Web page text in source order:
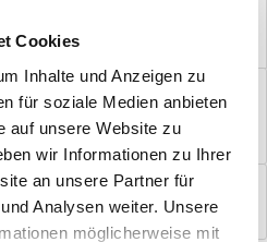
Cookies
Inhalte und Anzeigen zu
für soziale Medien anbieten
auf unsere Website zu
wir Informationen zu Ihrer
an unsere Partner für
Analysen weiter. Unsere
möglicherweise mit
Bildschirm konfigurieren und
und diskutieren...mehr